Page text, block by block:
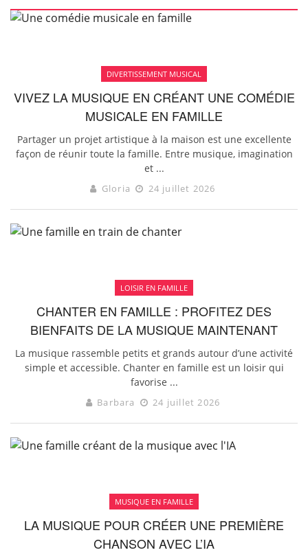
DIVERTISSEMENT MUSICAL
VIVEZ LA MUSIQUE EN CRÉANT UNE COMÉDIE
MUSICALE EN FAMILLE
Partager un projet artistique à la maison est une excellente
façon de réunir toute la famille. Entre musique, imagination
et ...
Gloria 24 juillet 2026
LOISIR EN FAMILLE
CHANTER EN FAMILLE : PROFITEZ DES
BIENFAITS DE LA MUSIQUE MAINTENANT
La musique rassemble petits et grands autour d’une activité
simple et accessible. Chanter en famille est un loisir qui
favorise ...
Barbara 24 juillet 2026
MUSIQUE EN FAMILLE
LA MUSIQUE POUR CRÉER UNE PREMIÈRE
CHANSON AVEC L’IA